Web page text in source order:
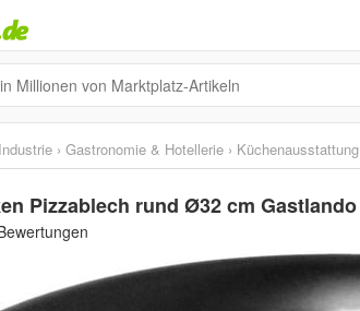
› Gastronomie & Hotellerie › Küchenausstattung
Pizzablech rund Ø32 cm Gastlando